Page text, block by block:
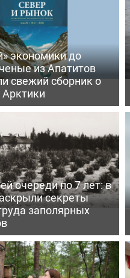
экономики до
из Апатитов
свежий сборник о
очереди по 7 лет: в
секреты
заполярных